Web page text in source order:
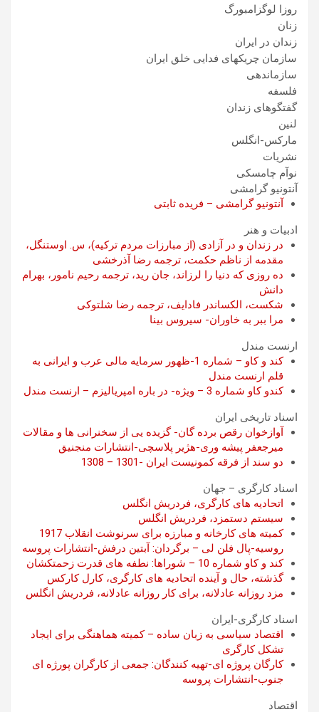
روزا لوگزامبورگ
زنان
زندان در ایران
سازمان چریکهای فدایی خلق ایران
سازماندهی
فلسفه
گفتگوهای زندان
لنین
مارکس-انگلس
نشریات
نوآم چامسکی
آنتونیو گرامشی
آنتونیو گرامشی – فریده ثابتی
ادبیات و هنر
در زندان و در آزادی (از مبارزات مردم ترکیه)، س. اوستنگل،
مقدمه از ناظم حکمت، ترجمه رضا آذرخشی
ده روزی که دنیا را لرزاند، جان رید، ترجمه رحیم نامور، بهرام
دانش
شکست، الکساندر فادایف، ترجمه رضا شلتوکی
مرا ببر به خاوران- سیروس بینا
ارنست مندل
کند و کاو – شماره 1-ظهور سرمایه مالی عرب و ایرانی به
قلم ارنست مندل
کندو کاو شماره 3 – ویژه- در باره امپریالیزم – ارنست مندل
اسناد تاریخی ایران
آوازخوان رقص برده گان- گزیده یی از سخنرانی ها و مقالات
میرجعفر پیشه وری-هژير پلاسچی-انتشارات منجنیق
دو سند از فرقه کمونیست ایران -1301 – 1308
اسناد کارگری – جهان
اتحادیه های کارگری، فردریش انگلس
سیستم دستمزد، فردریش انگلس
کمیته های کارخانه و مبارزه برای سرنوشت انقلاب 1917
روسیه-پال فلن لی – برگردان: آبتین درفش-انتشارات پروسه
کند و کاو شماره 10 – شوراها: نطفه های قدرت زحمتکشان
گذشته، حال و آینده اتحادیه های کارگری، کارل کارکس
مزد روزانه عادلانه، برای کار روزانه عادلانه، فردریش انگلس
اسناد کارگری-ایران
اقتصاد سیاسی به زبان ساده – کمیته هماهنگی برای ایجاد
تشکل کارگری
کارگان پروژه ای-تهیه کنندگان: جمعی از کارگران پورژه ای
جنوب-انتشارات پروسه
اقتصاد